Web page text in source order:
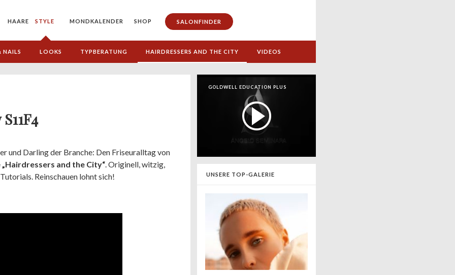
HAARE STYLE MONDKALENDER SHOP SALONFINDER
NAILS LOOKS TYPBERATUNG HAIRDRESSERS AND THE CITY VIDEOS
Darling der Branche: Den Friseuralltag von
and the City“. Originell, witzig,
Reinschauen lohnt sich!
GOLDWELL EDUCATION PLUS
UNSERE TOP-GALERIE